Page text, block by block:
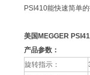
PSI410能快速简单
美国MEGGER
产品参数：
旋转指示：